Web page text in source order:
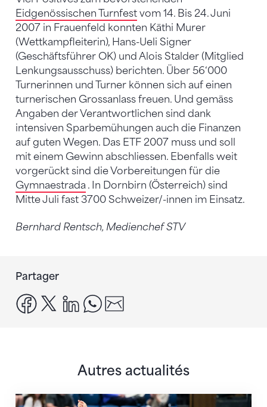
Eidgenössischen Turnfest vom 14. Bis 24. Juni
2007 in Frauenfeld konnten Käthi Murer
(Wettkampfleiterin), Hans-Ueli Signer
(Geschäftsführer OK) und Alois Stalder (Mitglied
Lenkungsausschuss) berichten. Über 56‘000
Turnerinnen und Turner können sich auf einen
turnerischen Grossanlass freuen. Und gemäss
Angaben der Verantwortlichen sind dank
intensiven Sparbemühungen auch die Finanzen
auf guten Wegen. Das ETF 2007 muss und soll
mit einem Gewinn abschliessen. Ebenfalls weit
vorgerückt sind die Vorbereitungen für die
Gymnaestrada . In Dornbirn (Österreich) sind
Mitte Juli fast 3700 Schweizer/-innen im Einsatz.
Bernhard Rentsch, Medienchef STV
Partager
facebook
x linkedinwhatsapp
Autres actualités
Prochaine étape : les Championnats du monde